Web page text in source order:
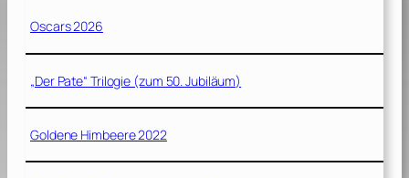
Oscars 2026
„Der Pate“ Trilogie (zum 50. Jubiläum)
Goldene Himbeere 2022